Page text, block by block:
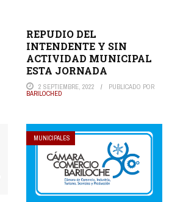
REPUDIO DEL
INTENDENTE Y SIN
ACTIVIDAD MUNICIPAL
ESTA JORNADA
2 SEPTIEMBRE, 2022 PUBLICADO POR
BARILOCHED
MUNICIPALES